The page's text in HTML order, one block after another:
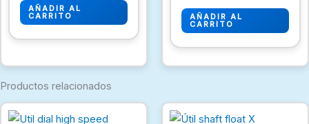
AÑADIR AL
CARRITO AÑADIR AL
CARRITO
Productos relacionados